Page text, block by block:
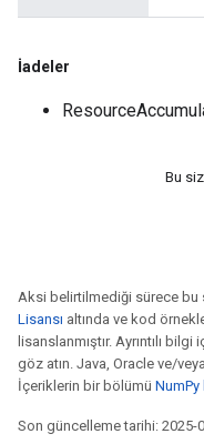
İadeler
Bu
Aksi belirtilmediği sürece bu
Lisansı altında ve kod
lisanslanmıştır. Ayrıntılı bilgi
göz atın. Java, Oracle ve/
İçeriklerin bir bölümü NumPy
Son güncelleme tarihi: 2025-